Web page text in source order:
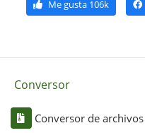
Me gusta106k
Conversor
Conversor de archivos